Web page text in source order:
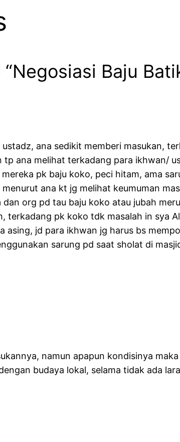
Baju
ustadz, ana sedikit memberi masukan,
tp ana melihat terkadang para ikhwan/
pk baju koko, peci hitam, ama
ana kt jg melihat keumuman
dan org pd tau baju koko atau jubah
terkadang pk koko tdk masalah in sya
asing, jd para ikhwan jg harus bs
sarung pd saat sholat di
namun apapun kondisinya
budaya lokal, selama tidak ada